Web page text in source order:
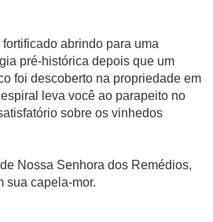
abrindo para uma
pré-histórica depois que um
foi descoberto na propriedade em
leva você ao parapeito no
sobre os vinhedos
Nossa Senhora dos Remédios,
sua capela-mor.